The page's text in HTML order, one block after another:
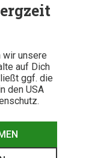
wir unsere
auf Dich
ggf. die
den USA